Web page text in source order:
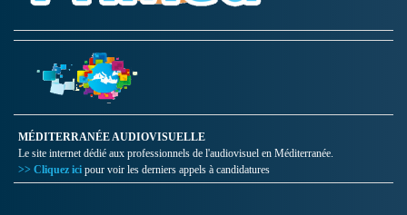
MÉDITERRANÉE AUDIOVISUELLE
Le site internet dédié aux professionnels de l'audiovisuel en Méditerranée.
>> Cliquez ici pour voir les derniers appels à candidatures